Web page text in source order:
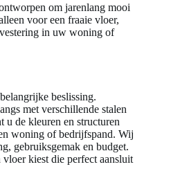
om jarenlang mooi
voor een fraaie vloer,
in uw woning of
beslissing.
met verschillende stalen
de kleuren en structuren
woning of bedrijfspand. Wij
gebruiksgemak en budget.
kiest die perfect aansluit